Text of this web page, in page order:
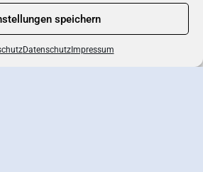
speichern
DatenschutzImpressum